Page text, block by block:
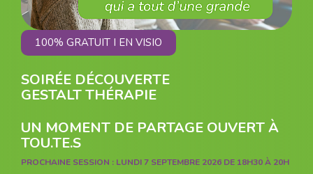
100% GRATUIT I EN VISIO
SOIRÉE DÉCOUVERTE
GESTALT THÉRAPIE
UN MOMENT DE PARTAGE OUVERT À
TOU.TE.S
PROCHAINE SESSION : LUNDI 7 SEPTEMBRE 2026 DE 18H30 À 20H